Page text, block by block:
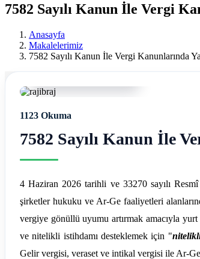
Zonguldak
Ereğli
Mali
Müşavir
Ferdi
Asım
Hellaç
7582 Sayılı Kanun İle Vergi
Anasayfa
Makalelerimiz
7582 Sayılı Kanun İle Vergi Kanunlarında
1123 Okuma
7582 Sayılı Kanun İle
4 Haziran 2026 tarihli ve 33270 sayılı
şirketler hukuku ve Ar-Ge faaliyetleri
vergiye gönüllü uyumu artırmak amacıyla yurt
ve nitelikli istihdamı desteklemek için "
Gelir vergisi, veraset ve intikal vergisi ile Ar-